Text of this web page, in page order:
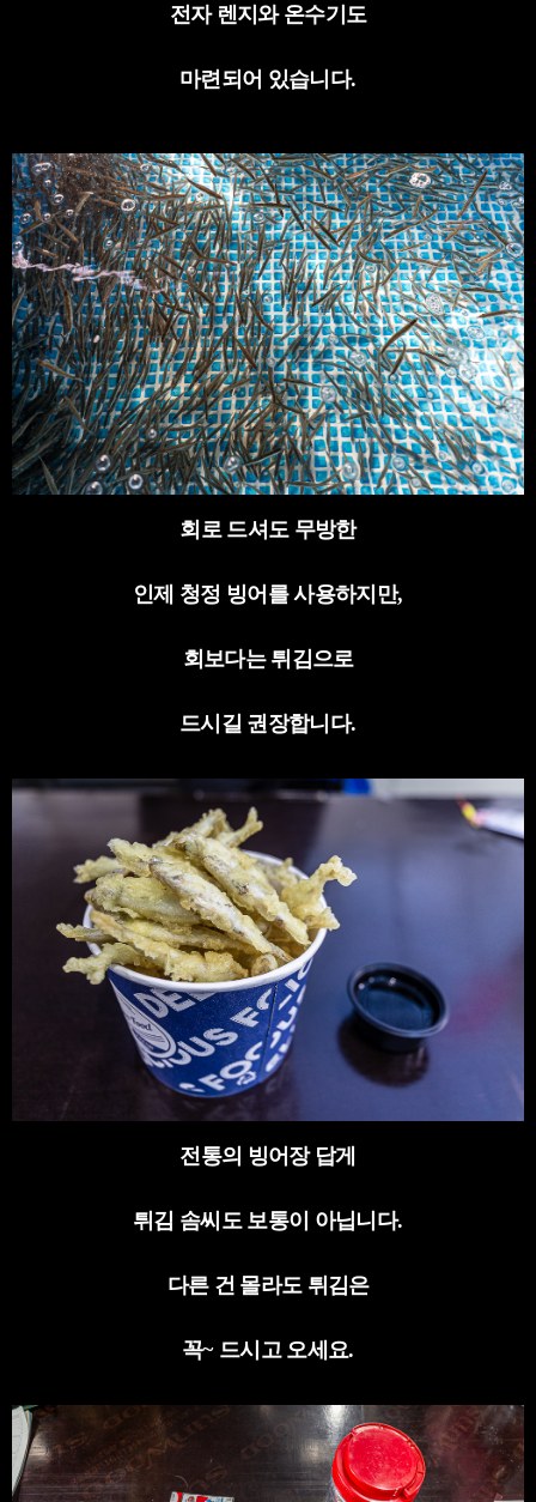
전자 렌지와 온수기도
마련되어 있습니다.
회로 드셔도 무방한
인제 청정 빙어를 사용하지만,
회보다는 튀김으로
드시길 권장합니다.
전통의 빙어장 답게
튀김 솜씨도 보통이 아닙니다.
다른 건 몰라도 튀김은
꼭~ 드시고 오세요.